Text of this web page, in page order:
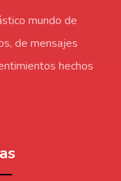
mundo de
de mensajes
hechos